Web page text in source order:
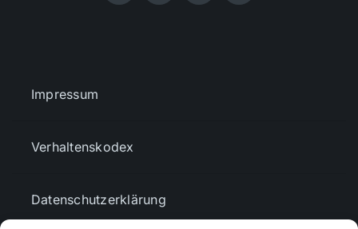
Impressum
Verhaltenskodex
Datenschutzerklärung